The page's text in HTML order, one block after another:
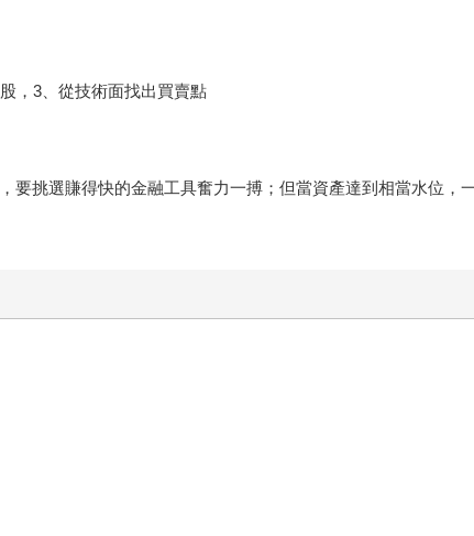
，3、從技術面找出買賣點
挑選賺得快的金融工具奮力一搏；但當資產達到相當水位，